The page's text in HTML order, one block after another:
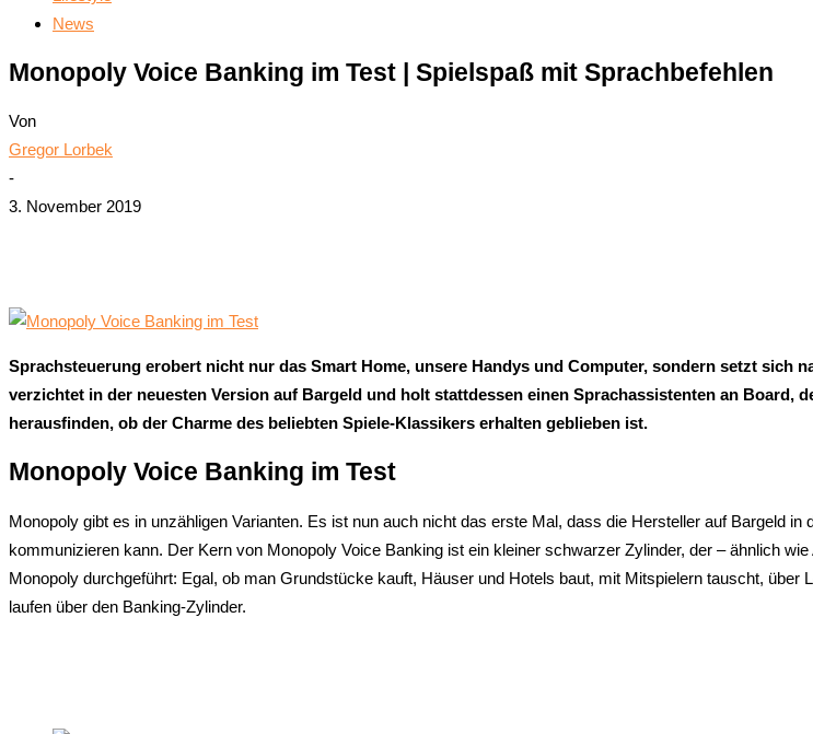
News
Monopoly Voice Banking im Test | Spielspaß mit Sprachbefehlen
Von
Gregor Lorbek
-
3. November 2019
Sprachsteuerung erobert nicht nur das Smart Home, unsere Handys und Computer, sondern setzt sich
verzichtet in der neuesten Version auf Bargeld und holt stattdessen einen Sprachassistenten an Board,
herausfinden, ob der Charme des beliebten Spiele-Klassikers erhalten geblieben ist.
Monopoly Voice Banking im Test
Monopoly gibt es in unzähligen Varianten. Es ist nun auch nicht das erste Mal, dass die Hersteller auf Bargeld
kommunizieren kann. Der Kern von Monopoly Voice Banking ist ein kleiner schwarzer Zylinder, der – ähnlich
Monopoly durchgeführt: Egal, ob man Grundstücke kauft, Häuser und Hotels baut, mit Mitspielern tauscht,
laufen über den Banking-Zylinder.